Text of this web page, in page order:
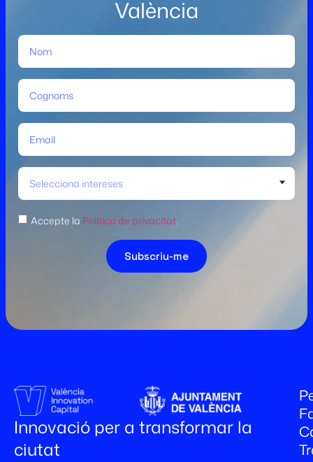
València
Selecciona intereses
Accepte la Política de privacitat.
Subscriu-me
Innovació per a transformar la
ciutat